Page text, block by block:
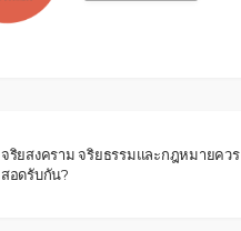
จริยสงคราม จริยธรรมและกฎหมายควร
สอดรับกัน?